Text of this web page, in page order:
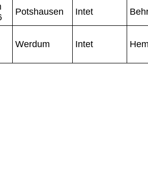
Potshausen Intet
Werdum Intet